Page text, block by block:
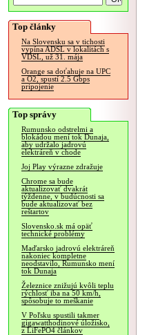
Top články
Na Slovensku sa v tichosti
vypína ADSL v lokalitách s
VDSL, už 31. mája
Orange sa doťahuje na UPC
a O2, spustí 2.5 Gbps
pripojenie
Top správy
Rumunsko odstrelmi a
blokádou mení tok Dunaja,
aby udržalo jadrovú
elektráreň v chode
Joj Play výrazne zdražuje
Chrome sa bude
aktualizovať dvakrát
týždenne, v budúcnosti sa
bude aktualizovať bez
reštartov
Slovensko.sk má opäť
technické problémy
Maďarsko jadrovú elektráreň
nakoniec kompletne
neodstavilo, Rumunsko mení
tok Dunaja
Železnice znižujú kvôli teplu
rýchlosť iba na 50 km/h,
spôsobuje to meškanie
V Poľsku spustili takmer
gigawatthodinové úložisko,
z LiFePO4 článkov